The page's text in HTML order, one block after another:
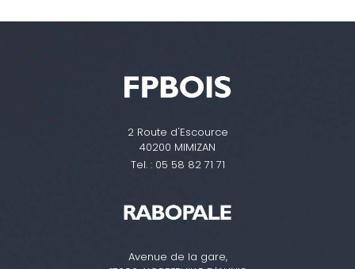
2 Route d'Escource
40200 MIMIZAN
Tel. : 05 58 82 71 71
Avenue de la gare,